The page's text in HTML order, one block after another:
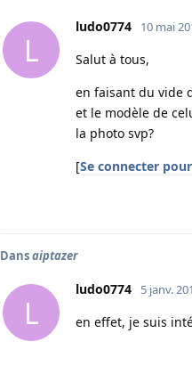
L
ludo0774 10 mai
Salut à tous,
en faisant du vide
et le modèle de
la photo svp?
[Se connecter
Dansaiptazer
L
ludo0774 5 janv.
en effet, je suis